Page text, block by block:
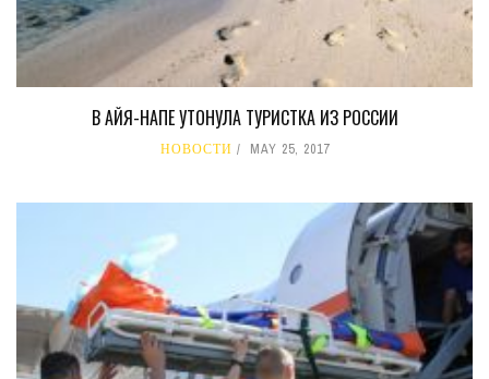
В АЙЯ-НАПЕ УТОНУЛА ТУРИСТКА ИЗ РОССИИ
НОВОСТИ MAY 25, 2017